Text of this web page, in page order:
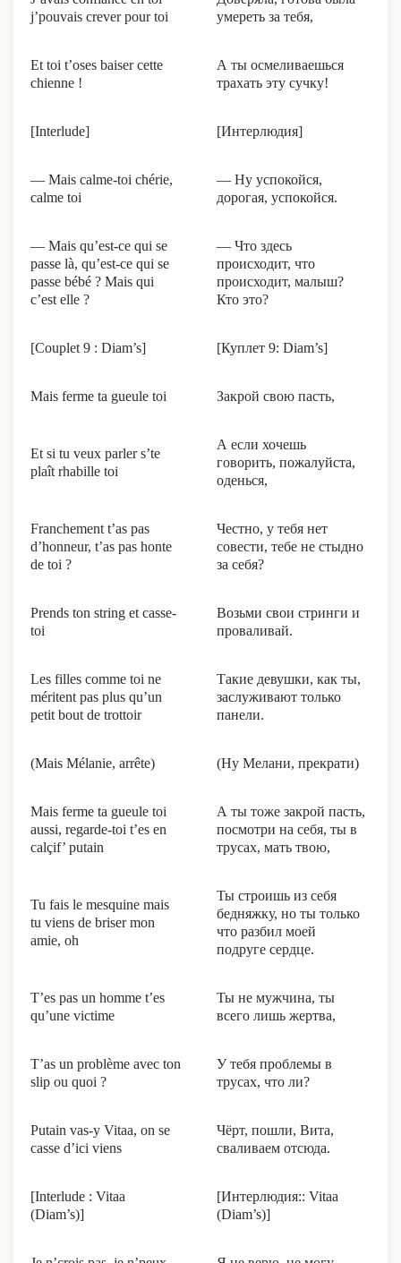
j’pouvais crever pour toi
умереть за тебя,
Et toi t’oses baiser cette
chienne !
А ты осмеливаешься
трахать эту сучку!
[Interlude] [Интерлюдия]
— Mais calme-toi chérie,
calme toi
— Ну успокойся,
дорогая, успокойся.
— Mais qu’est-ce qui se
passe là, qu’est-ce qui se
passe bébé ? Mais qui
c’est elle ?
— Что здесь
происходит, что
происходит, малыш?
Кто это?
[Couplet 9 : Diam’s] [Куплет 9: Diam’s]
Mais ferme ta gueule toi Закрой свою пасть,
Et si tu veux parler s’te
plaît rhabille toi
А если хочешь
говорить, пожалуйста,
оденься,
Franchement t’as pas
d’honneur, t’as pas honte
de toi ?
Честно, у тебя нет
совести, тебе не стыдно
за себя?
Prends ton string et casse-
toi
Возьми свои стринги и
проваливай.
Les filles comme toi ne
méritent pas plus qu’un
petit bout de trottoir
Такие девушки, как ты,
заслуживают только
панели.
(Mais Mélanie, arrête) (Ну Мелани, прекрати)
Mais ferme ta gueule toi
aussi, regarde-toi t’es en
calçif’ putain
А ты тоже закрой пасть,
посмотри на себя, ты в
трусах, мать твою,
Tu fais le mesquine mais
tu viens de briser mon
amie, oh
Ты строишь из себя
бедняжку, но ты только
что разбил моей
подруге сердце.
T’es pas un homme t’es
qu’une victime
Ты не мужчина, ты
всего лишь жертва,
T’as un problème avec ton
slip ou quoi ?
У тебя проблемы в
трусах, что ли?
Putain vas-y Vitaa, on se
casse d’ici viens
Чёрт, пошли, Вита,
сваливаем отсюда.
[Interlude : Vitaa
(Diam’s)]
[Интерлюдия:: Vitaa
(Diam’s)]